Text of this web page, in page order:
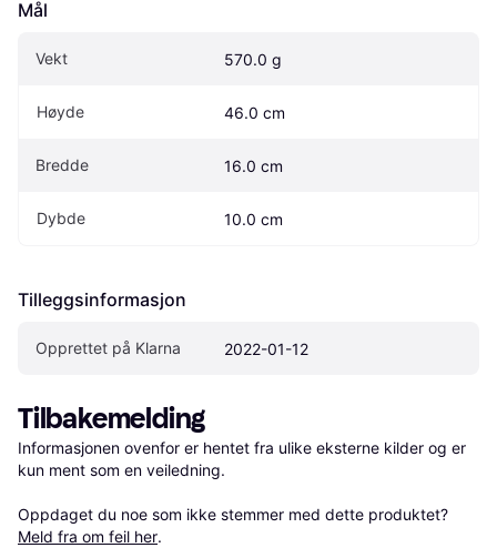
Mål
Vekt 570.0 g
Høyde 46.0 cm
Bredde 16.0 cm
Dybde 10.0 cm
Tilleggsinformasjon
Opprettet på Klarna 2022-01-12
Tilbakemelding
Informasjonen ovenfor er hentet fra ulike eksterne kilder og er
kun ment som en veiledning.
Oppdaget du noe som ikke stemmer med dette produktet?
Meld fra om feil her.